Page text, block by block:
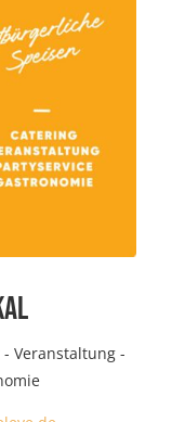
Veranstaltung -